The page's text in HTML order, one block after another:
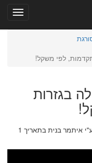
לפי משקל!
בגזרות
, הועלה ע"י איתמר בנית בתאריך 1